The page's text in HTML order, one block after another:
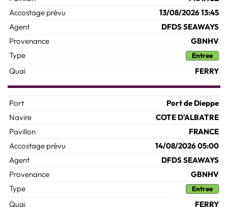
13/08/2026 13:45
DFDS SEAWAYS
GBNHV
Entree
FERRY
Port de Dieppe
COTE D'ALBATRE
FRANCE
14/08/2026 05:00
DFDS SEAWAYS
GBNHV
Entree
FERRY